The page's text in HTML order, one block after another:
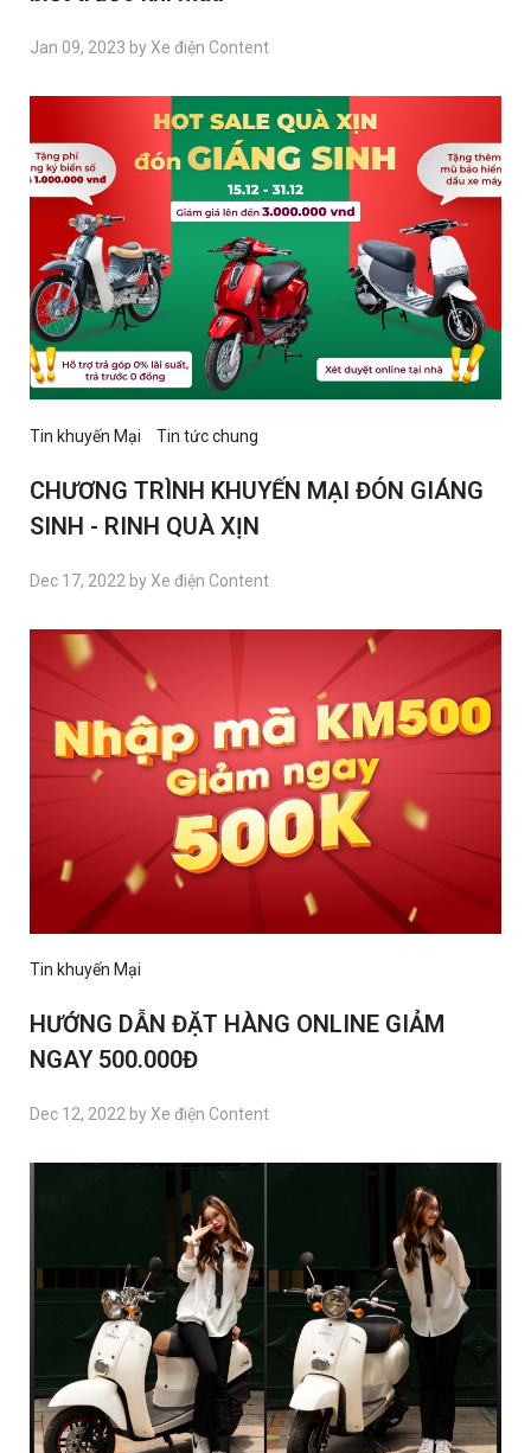
Jan 09, 2023 by Xe điện Content
Tin khuyến Mại Tin tức chung
CHƯƠNG TRÌNH KHUYẾN MẠI ĐÓN GIÁNG
SINH - RINH QUÀ XỊN
Dec 17, 2022 by Xe điện Content
Tin khuyến Mại
HƯỚNG DẪN ĐẶT HÀNG ONLINE GIẢM
NGAY 500.000Đ
Dec 12, 2022 by Xe điện Content